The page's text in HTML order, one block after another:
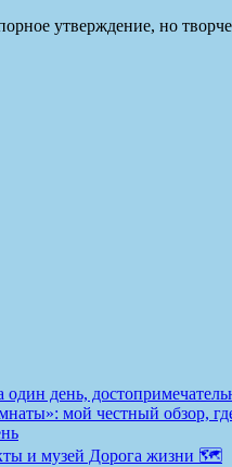
утверждение, но
день,
мой честный обзор,
и музей Дорога жизни 🗺️